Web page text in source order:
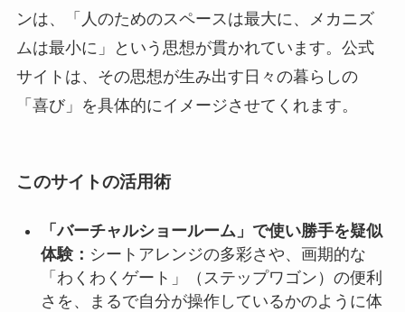
ンは、「人のためのスペースは最大に、メカニズ
ムは最小に」という思想が貫かれています。公式
サイトは、その思想が生み出す日々の暮らしの
「喜び」を具体的にイメージさせてくれます。
このサイトの活用術
「バーチャルショールーム」で使い勝手を疑似
体験： シートアレンジの多彩さや、画期的な
「わくわくゲート」（ステップワゴン）の便利
さを、まるで自分が操作しているかのように体